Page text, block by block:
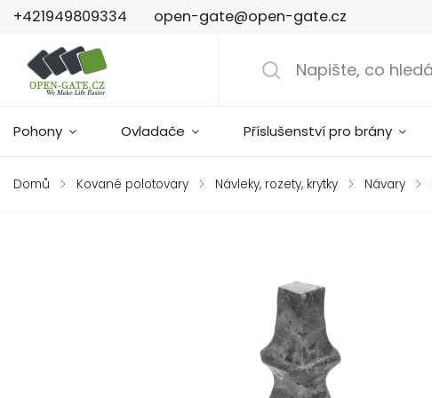
+421949809334 open-gate@open-gate.cz
Pohony Ovladače Příslušenství pro brány
Domů / Kované polotovary / Návleky, rozety, krytky / Návary /